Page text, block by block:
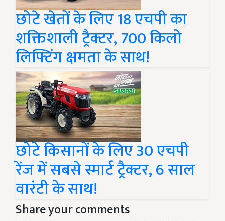
छोटे खेतों के लिए 18 एचपी का
शक्तिशाली ट्रैक्टर, 700 किलो
लिफ्टिंग क्षमता के साथ!
छोटे किसानों के लिए 30 एचपी
रेंज में सबसे स्मार्ट ट्रैक्टर, 6 साल
वारंटी के साथ!
Share your comments